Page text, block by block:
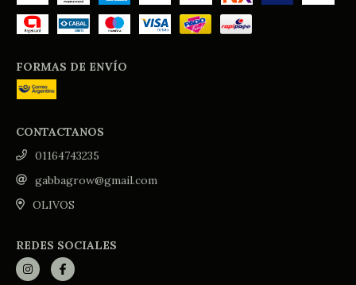
FORMAS DE ENVÍO
CONTACTANOS
01164743235
gabbagrow@gmail.com
OLIVOS
REDES SOCIALES